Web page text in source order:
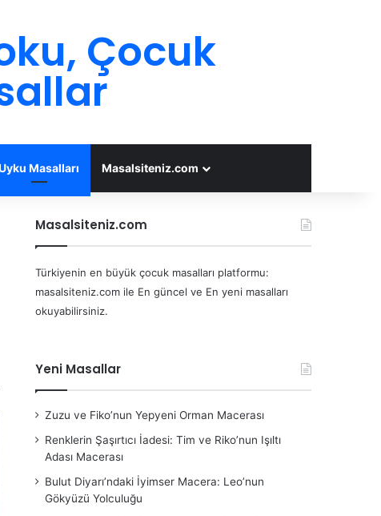
Çocuk
Masalları Masalsiteniz.com
Masalsiteniz.com
Türkiyenin en büyük çocuk masalları platformu:
masalsiteniz.com ile En güncel ve En yeni masalları
okuyabilirsiniz.
Yeni Masallar
Zuzu ve Fiko’nun Yepyeni Orman Macerası
Renklerin Şaşırtıcı İadesi: Tim ve Riko’nun Işıltı
Adası Macerası
Bulut Diyarı’ndaki İyimser Macera: Leo’nun
Gökyüzü Yolculuğu